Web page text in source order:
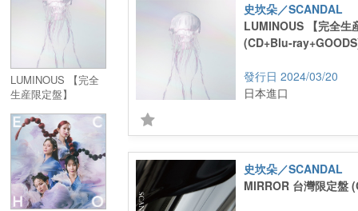
LUMINOUS 【完全
生産限定盤】
ray+GOODS)
史坎朵／SCANDAL
LUMINOUS 【完全生
(CD+Blu-
2024/03/20
日本進口
史坎朵／SCANDAL
MIRROR 台灣限定盤